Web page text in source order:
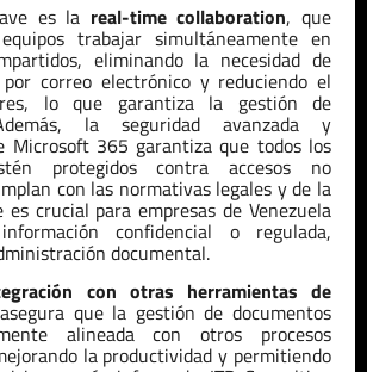
es la real-time collaboration, que
trabajar simultáneamente en
eliminando la necesidad de
correo electrónico y reduciendo el
lo que garantiza la gestión de
la seguridad avanzada y
Microsoft 365 garantiza que todos los
protegidos contra accesos no
con las normativas legales y de la
crucial para empresas de Venezuela
confidencial o regulada,
documental.
con otras herramientas de
que la gestión de documentos
alineada con otros procesos
la productividad y permitiendo